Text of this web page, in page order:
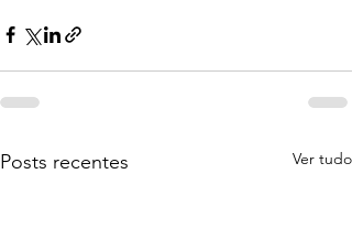
Posts recentes Ver tudo